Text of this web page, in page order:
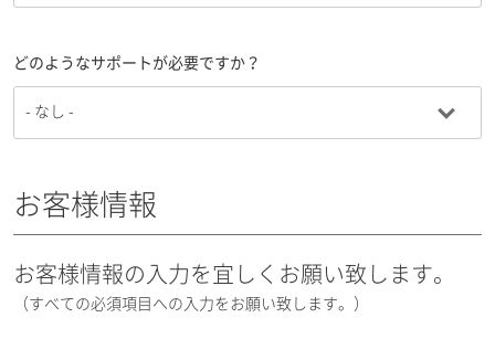
どのようなサポートが必要ですか？
お客様情報
お客様情報の入力を宜しくお願い致します。
（すべての必須項目への入力をお願い致します。）